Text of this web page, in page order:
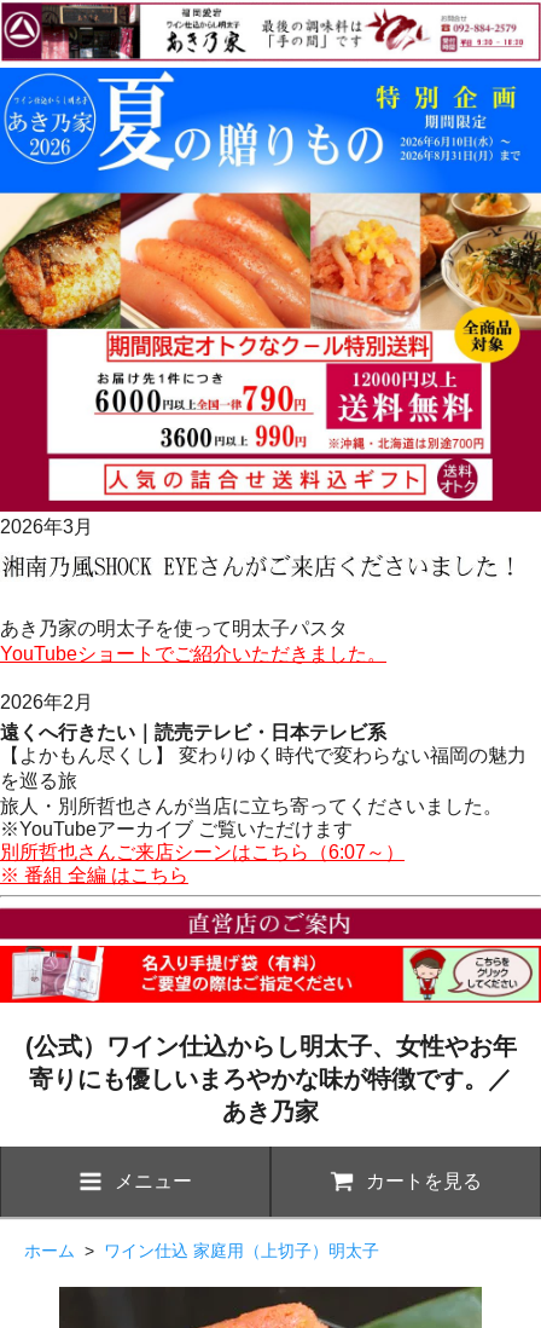
2026年3月
あき乃家の明太子を使って明太子パスタ
YouTubeショートでご紹介いただきました。
2026年2月
遠くへ行きたい｜読売テレビ・日本テレビ系
【よかもん尽くし】 変わりゆく時代で変わらない福岡の魅力
を巡る旅
旅人・別所哲也さんが当店に立ち寄ってくださいました。
※YouTubeアーカイブ ご覧いただけます
別所哲也さんご来店シーンはこちら（6:07～）
※ 番組 全編 はこちら
(公式）ワイン仕込からし明太子、女性やお年
寄りにも優しいまろやかな味が特徴です。／
あき乃家
メニュー カートを見る
ホーム > ワイン仕込 家庭用（上切子）明太子